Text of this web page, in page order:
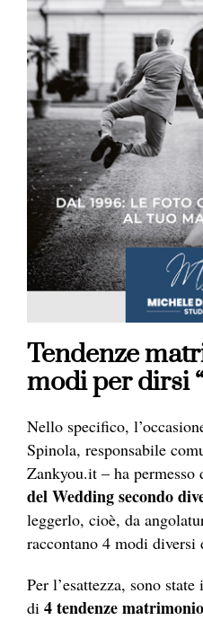
Tendenze
modi per dirsi
Nello specifico,
Spinola, responsabile
Zankyou.it – ha permesso
del Wedding secondo
leggerlo, cioè, da
raccontano 4 modi diversi
Per l’esattezza, sono
di 4 tendenze